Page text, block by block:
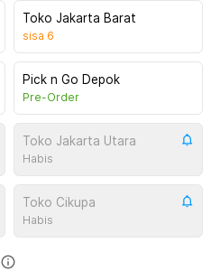
Toko Jakarta Barat
sisa 6
Pick n Go Depok
Pre-Order
Toko Jakarta Utara
Habis
Toko Cikupa
Habis